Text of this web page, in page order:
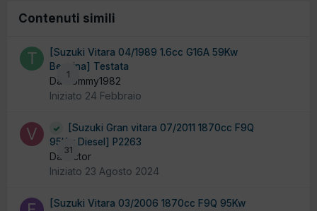
Contenuti simili
1
[Suzuki Vitara 04/1989 1.6cc G16A 59Kw
Benzina] Testata
Da Tommy1982
Iniziato 24 Febbraio
31
[Suzuki Gran vitara 07/2011 1870cc F9Q
95Kw Diesel] P2263
Da victor
Iniziato 23 Agosto 2024
[Suzuki Vitara 03/2006 1870cc F9Q 95Kw